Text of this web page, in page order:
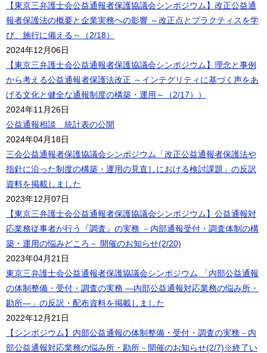
【東京三弁護士会公益通報者保護協議会シンポジウム】改正公益通
報者保護法の概要と企業実務への影響 ～改正点とプラクティスを学
び、施行に備える～（2/18）
2024年12月06日
【東京三弁護士会公益通報者保護協議会シンポジウム】理念と事例
から考える公益通報者保護法改正 ～インテグリティに基づく声をあ
げる文化と健全な通報制度の構築・運用～（2/17））
2024年11月26日
公益通報相談 統計表の公開
2024年04月18日
三会公益通報者保護協議会シンポジウム「改正公益通報者保護法や
指針に沿った制度の構築・運用の見直しにおける検討課題」の反訳
資料を掲載しました
2023年12月07日
【東京三弁護士会公益通報者保護協議会シンポジウム】公益通報対
応業務従事者が行う『調査』の実務 －内部通報受付・調査体制の構
築・運用の悩みどころ－ 開催のお知らせ(2/20)
2023年04月21日
東京三弁護士会公益通報者保護協議会シンポジウム 「内部公益通報
の体制整備・受付・調査の実務 ―内部公益通報対応業務の悩み所・
勘所―」の反訳・配布資料を掲載しました
2022年12月21日
【シンポジウム】内部公益通報の体制整備・受付・調査の実務－内
部公益通報対応業務の悩み所・勘所－開催のお知らせ(2/7)※終了い